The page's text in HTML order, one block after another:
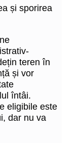
și sporirea
teren în
și vor
întâi.
eligibile este
dar nu va